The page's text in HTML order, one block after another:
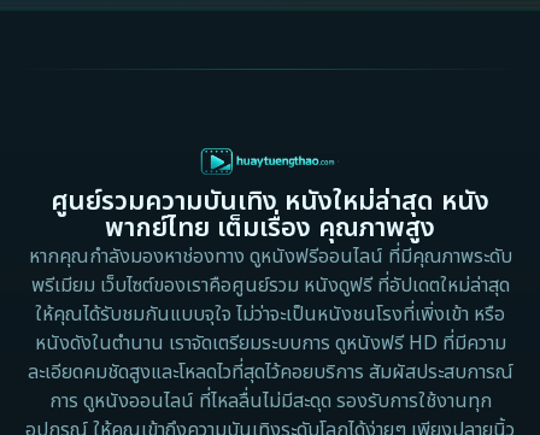
ศูนย์รวมความบันเทิง หนังใหม่ล่าสุด หนัง
พากย์ไทย เต็มเรื่อง คุณภาพสูง
หากคุณกำลังมองหาช่องทาง ดูหนังฟรีออนไลน์ ที่มีคุณภาพระดับ
พรีเมียม เว็บไซต์ของเราคือศูนย์รวม หนังดูฟรี ที่อัปเดตใหม่ล่าสุด
ให้คุณได้รับชมกันแบบจุใจ ไม่ว่าจะเป็นหนังชนโรงที่เพิ่งเข้า หรือ
หนังดังในตำนาน เราจัดเตรียมระบบการ ดูหนังฟรี HD ที่มีความ
ละเอียดคมชัดสูงและโหลดไวที่สุดไว้คอยบริการ สัมผัสประสบการณ์
การ ดูหนังออนไลน์ ที่ไหลลื่นไม่มีสะดุด รองรับการใช้งานทุก